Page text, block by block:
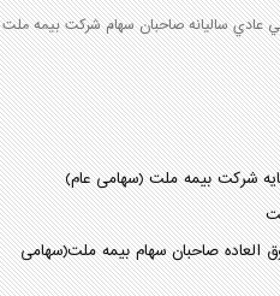
ساليانه صاحبان سهام شرکت بيمه ملت
شركت بيمه ملت (سهامی عام)
صاحبان سهام بیمه ملت(سهامی